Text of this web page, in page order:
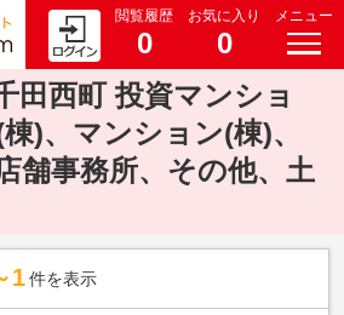
閲覧履歴
0
お気に入り
0
メニュー
田西町 投資マンショ
)、マンション(棟)、
舗事務所、その他、土
1 件を表示